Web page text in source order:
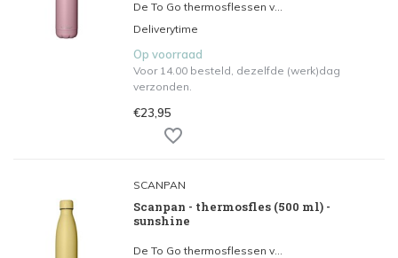
De To Go thermosflessen v...
Deliverytime
Op voorraad
Voor 14.00 besteld, dezelfde (werk)dag
verzonden.
€23,95
SCANPAN
Scanpan - thermosfles (500 ml) -
sunshine
De To Go thermosflessen v...